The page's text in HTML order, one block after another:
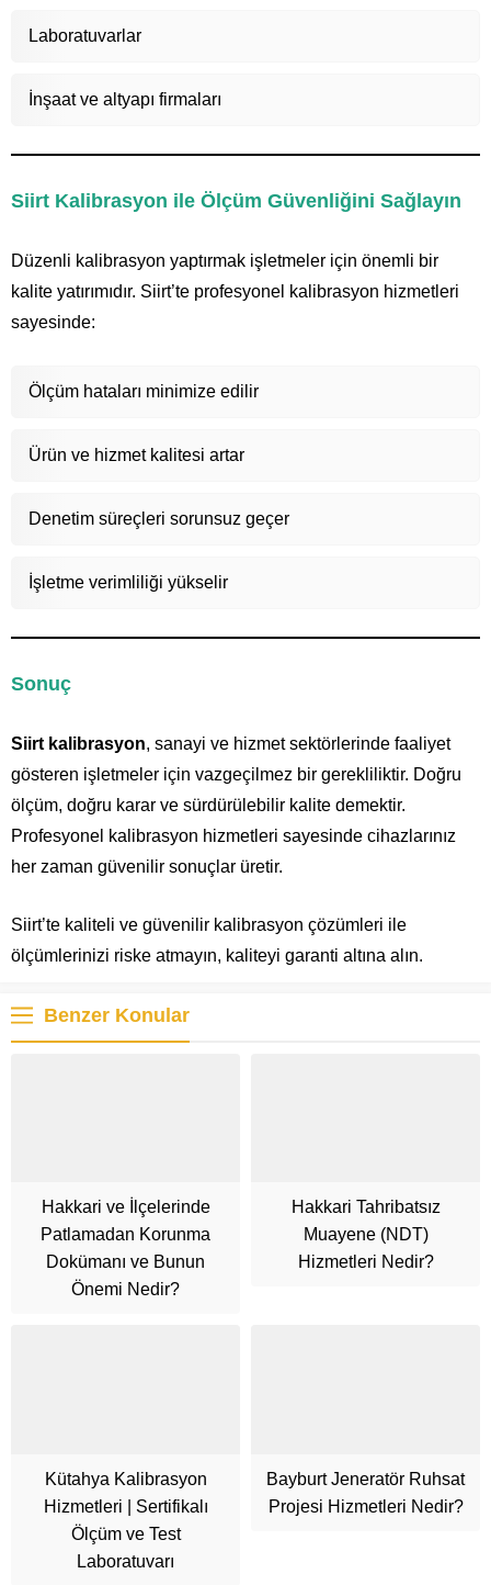
Laboratuvarlar
İnşaat ve altyapı firmaları
Siirt Kalibrasyon ile Ölçüm Güvenliğini Sağlayın
Düzenli kalibrasyon yaptırmak işletmeler için önemli bir
kalite yatırımıdır. Siirt’te profesyonel kalibrasyon hizmetleri
sayesinde:
Ölçüm hataları minimize edilir
Ürün ve hizmet kalitesi artar
Denetim süreçleri sorunsuz geçer
İşletme verimliliği yükselir
Sonuç
Siirt kalibrasyon, sanayi ve hizmet sektörlerinde faaliyet
gösteren işletmeler için vazgeçilmez bir gerekliliktir. Doğru
ölçüm, doğru karar ve sürdürülebilir kalite demektir.
Profesyonel kalibrasyon hizmetleri sayesinde cihazlarınız
her zaman güvenilir sonuçlar üretir.
Siirt’te kaliteli ve güvenilir kalibrasyon çözümleri ile
ölçümlerinizi riske atmayın, kaliteyi garanti altına alın.
Benzer Konular
Hakkari ve İlçelerinde
Patlamadan Korunma
Dokümanı ve Bunun
Önemi Nedir?
Hakkari Tahribatsız
Muayene (NDT)
Hizmetleri Nedir?
Kütahya Kalibrasyon
Hizmetleri | Sertifikalı
Ölçüm ve Test
Laboratuvarı
Bayburt Jeneratör Ruhsat
Projesi Hizmetleri Nedir?
Cüneyt Bey